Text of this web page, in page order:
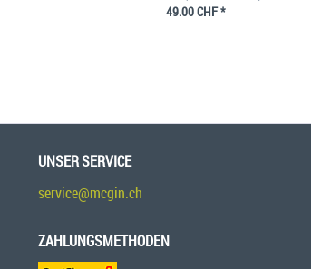
49.00 CHF *
UNSER SERVICE
service@mcgin.ch
ZAHLUNGSMETHODEN